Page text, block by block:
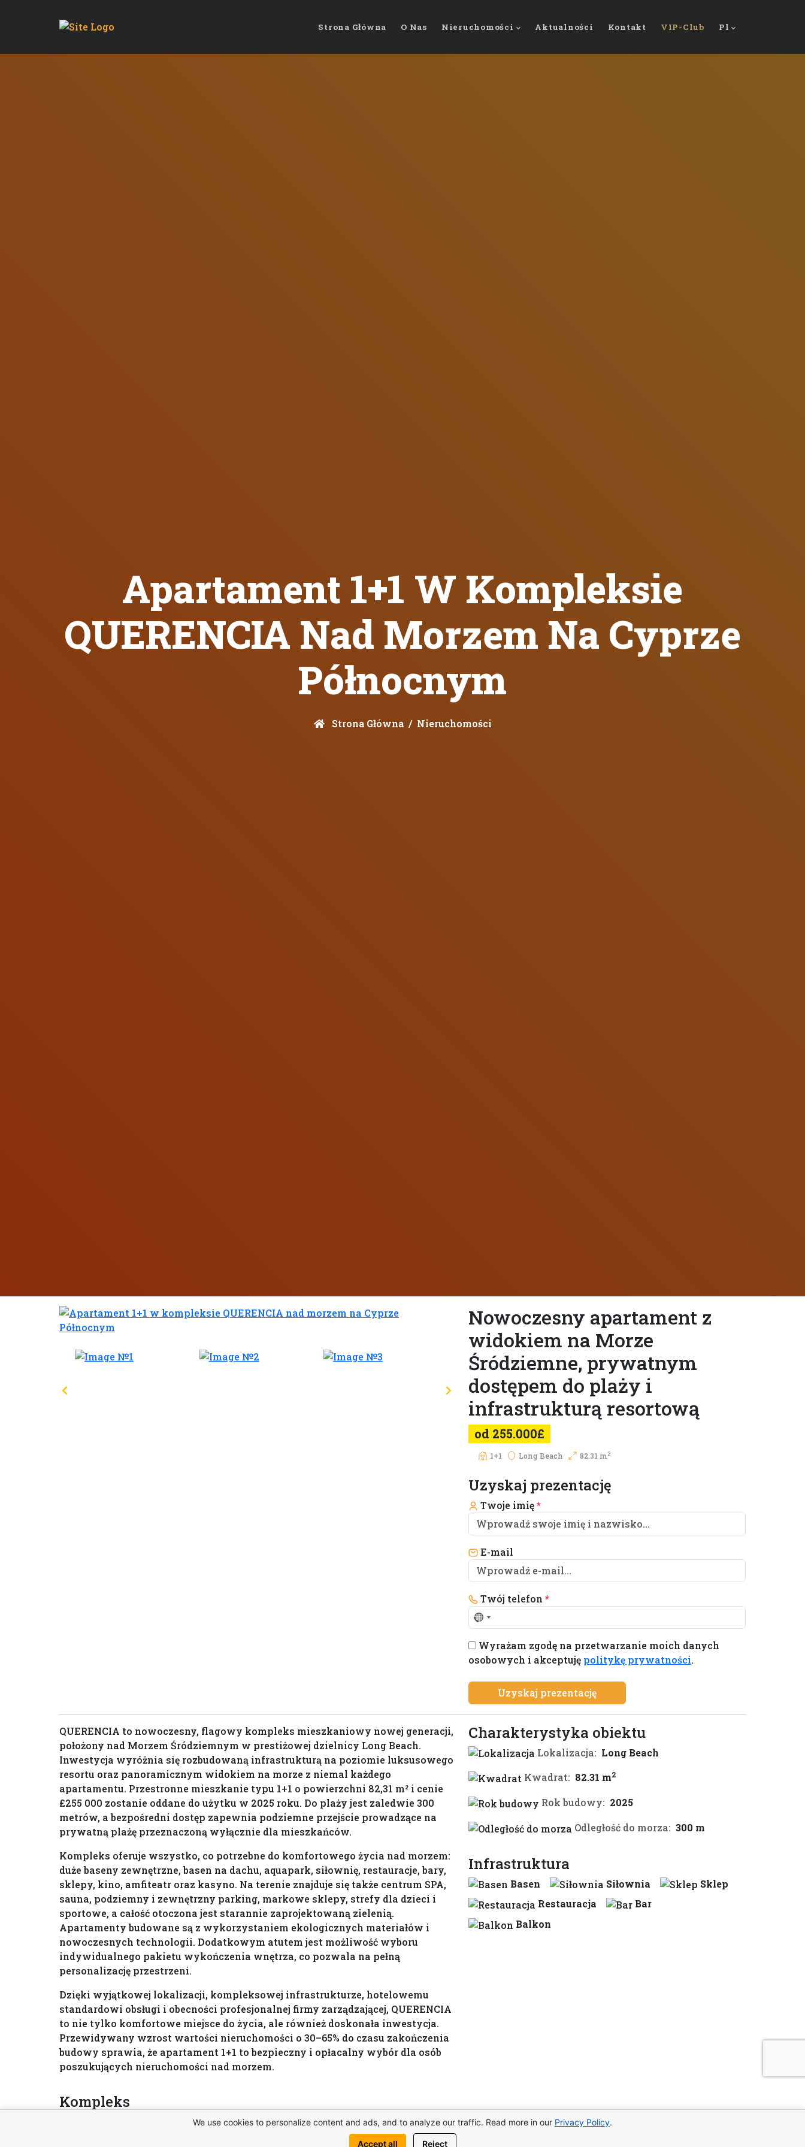
Strona Główna O Nas Nieruchomości Aktualności Kontakt VIP-Club Pl
Apartament 1+1 W Kompleksie
QUERENCIA Nad Morzem Na Cyprze
Północnym
Strona Główna Nieruchomości
Nowoczesny apartament z
widokiem na Morze
Śródziemne, prywatnym
dostępem do plaży i
infrastrukturą resortową
od 255.000£
1+1 Long Beach 82.31 m2
Uzyskaj prezentację
Twoje imię*
E-mail
Twój telefon *
No
country
selected
Wyrażam zgodę na przetwarzanie moich danych
osobowych i akceptuję politykę prywatności.
Uzyskaj prezentację
QUERENCIA to nowoczesny, flagowy kompleks mieszkaniowy nowej generacji,
położony nad Morzem Śródziemnym w prestiżowej dzielnicy Long Beach.
Inwestycja wyróżnia się rozbudowaną infrastrukturą na poziomie luksusowego
resortu oraz panoramicznym widokiem na morze z niemal każdego
apartamentu. Przestronne mieszkanie typu 1+1 o powierzchni 82,31 m² i cenie
£255 000 zostanie oddane do użytku w 2025 roku. Do plaży jest zaledwie 300
metrów, a bezpośredni dostęp zapewnia podziemne przejście prowadzące na
prywatną plażę przeznaczoną wyłącznie dla mieszkańców.
Kompleks oferuje wszystko, co potrzebne do komfortowego życia nad morzem:
duże baseny zewnętrzne, basen na dachu, aquapark, siłownię, restauracje, bary,
sklepy, kino, amfiteatr oraz kasyno. Na terenie znajduje się także centrum SPA,
sauna, podziemny i zewnętrzny parking, markowe sklepy, strefy dla dzieci i
sportowe, a całość otoczona jest starannie zaprojektowaną zielenią.
Apartamenty budowane są z wykorzystaniem ekologicznych materiałów i
nowoczesnych technologii. Dodatkowym atutem jest możliwość wyboru
indywidualnego pakietu wykończenia wnętrza, co pozwala na pełną
personalizację przestrzeni.
Dzięki wyjątkowej lokalizacji, kompleksowej infrastrukturze, hotelowemu
standardowi obsługi i obecności profesjonalnej firmy zarządzającej, QUERENCIA
to nie tylko komfortowe miejsce do życia, ale również doskonała inwestycja.
Przewidywany wzrost wartości nieruchomości o 30–65% do czasu zakończenia
budowy sprawia, że apartament 1+1 to bezpieczny i opłacalny wybór dla osób
poszukujących nieruchomości nad morzem.
Charakterystyka obiektu
Lokalizacja: Long Beach
Kwadrat: 82.31 m2
Rok budowy: 2025
Odległość do morza: 300 m
Infrastruktura
Basen Siłownia
Sklep
Restauracja
Bar
Balkon
Kompleks
Luksusowe apartamenty z widokiem na morze i prywatną plażą –
We use cookies to personalize content and ads, and to analyze our traffic. Read more in our Privacy Policy.
Accept all Reject